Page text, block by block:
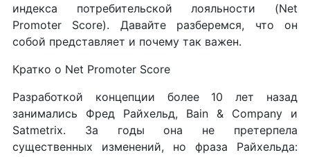
индекса потребительской лояльности (Net
Promoter Score). Давайте разберемся, что он
собой представляет и почему так важен.
Кратко о Net Promoter Score
Разработкой концепции более 10 лет назад
занимались Фред Райхельд, Bain & Company и
Satmetrix. За годы она не претерпела
существенных изменений, но фраза Райхельда: